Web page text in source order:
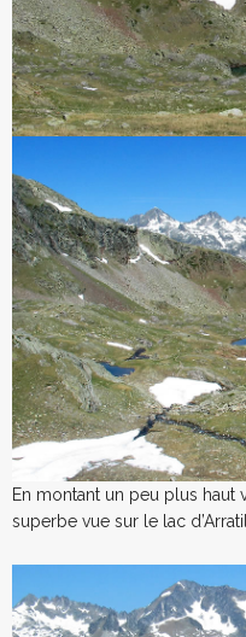
En montant un peu plus haut
superbe vue sur le lac